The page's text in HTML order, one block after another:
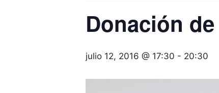
Donación
julio 12, 2016 @ 17:30 - 20:30